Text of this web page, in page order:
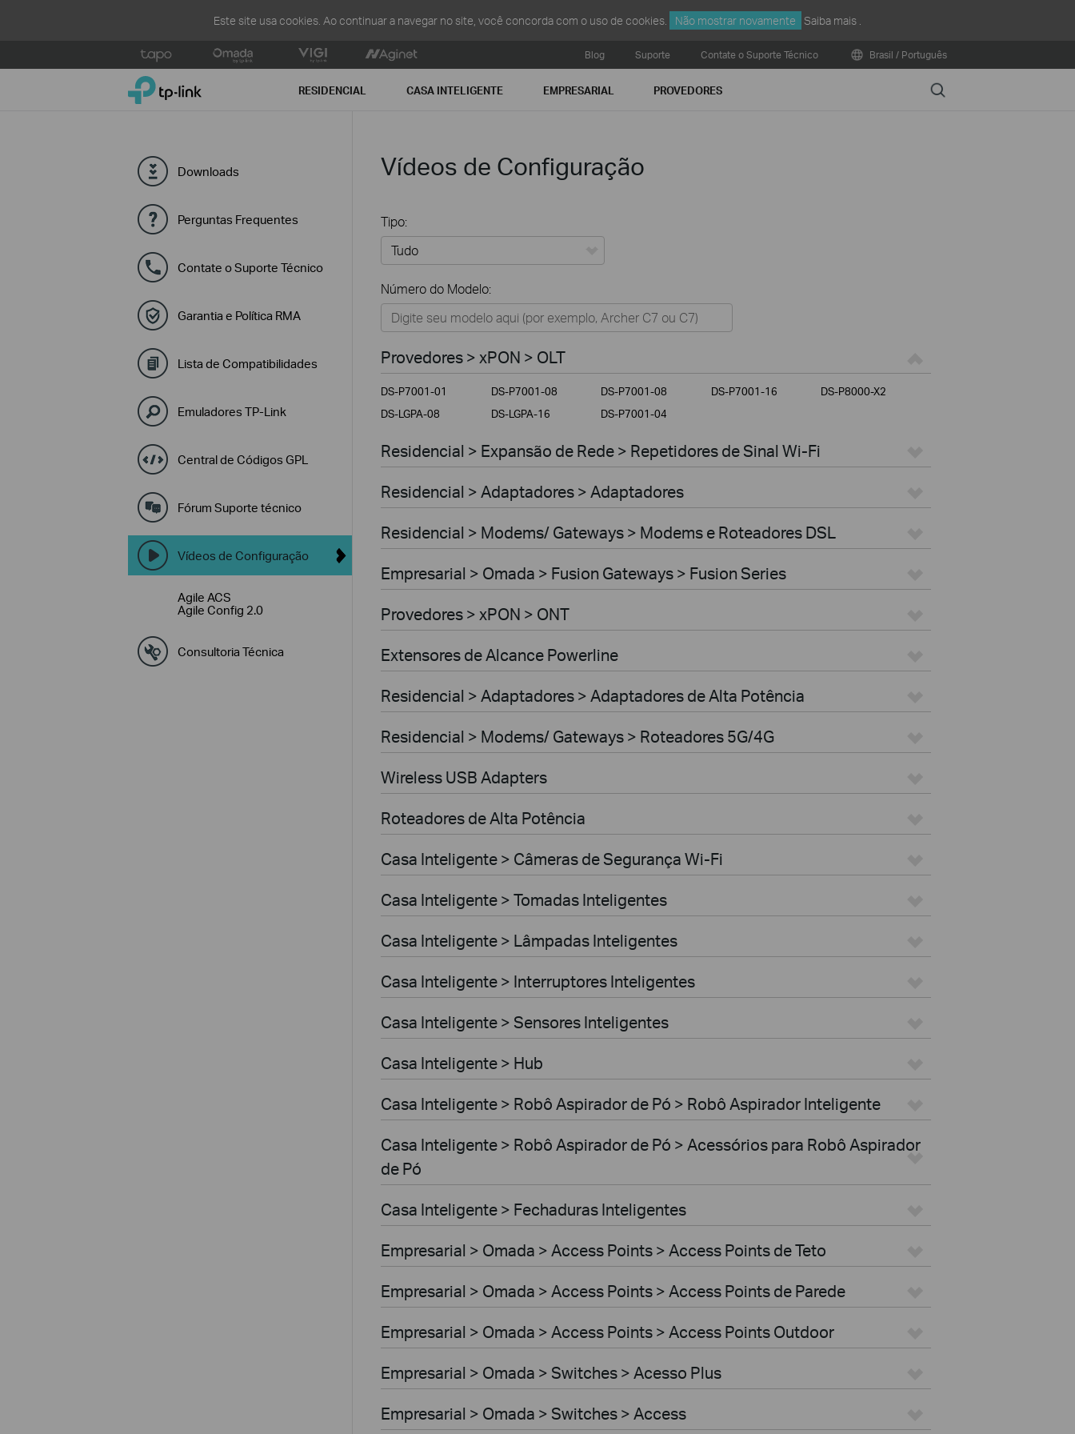
Este site usa cookies. Ao continuar a navegar no site, você concorda com o uso de cookies. Não mostrar novamente Saiba mais
to
Blog Suporte Contate o Suporte Técnico Brasil / Português
TP-Link, Reliably Smart RESIDENCIAL CASA INTELIGENTE EMPRESARIAL PROVEDORES Search
Downloads
Perguntas Frequentes
Contate o Suporte Técnico
Garantia e Política RMA
Lista de Compatibilidades
Emuladores TP-Link
Central de Códigos GPL
Fórum Suporte técnico
Vídeos de Configuração
Agile ACS
Agile Config 2.0
Consultoria Técnica
Vídeos de Configuração
Tipo:
Residencial
Casa Inteligente
Empresarial
Provedores
Número do Modelo:
Provedores > xPON > OLT
DS-P7001-01 DS-P7001-08 DS-P7001-08 DS-P7001-16
DS-P8000-X2
DS-LGPA-08
DS-LGPA-16 DS-P7001-04
Residencial > Expansão de Rede > Repetidores de Sinal Wi-Fi
Residencial > Adaptadores > Adaptadores
Residencial > Modems/ Gateways > Modems e Roteadores DSL
Empresarial > Omada > Fusion Gateways > Fusion Series
Provedores > xPON > ONT
Extensores de Alcance Powerline
Residencial > Adaptadores > Adaptadores de Alta Potência
Residencial > Modems/ Gateways > Roteadores 5G/4G
Wireless USB Adapters
Roteadores de Alta Potência
Casa Inteligente > Câmeras de Segurança Wi-Fi
Casa Inteligente > Tomadas Inteligentes
Casa Inteligente > Lâmpadas Inteligentes
Casa Inteligente > Interruptores Inteligentes
Casa Inteligente > Sensores Inteligentes
Casa Inteligente > Hub
Casa Inteligente > Robô Aspirador de Pó > Robô Aspirador Inteligente
Casa Inteligente > Robô Aspirador de Pó > Acessórios para Robô Aspirador
de Pó
Casa Inteligente > Fechaduras Inteligentes
Empresarial > Omada > Access Points > Access Points de Teto
Empresarial > Omada > Access Points > Access Points de Parede
Empresarial > Omada > Access Points > Access Points Outdoor
Empresarial > Omada > Switches > Acesso Plus
Empresarial > Omada > Switches > Access